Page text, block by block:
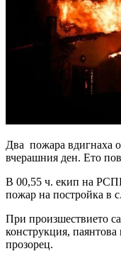
Два пожара вдигнаха
вчерашния ден. Ето
В 00,55 ч. екип на
пожар на постройка в
При произшествието
конструкция,
прозорец.